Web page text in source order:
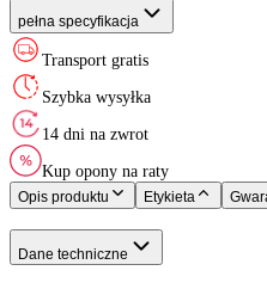
Kraj pochodzenia
Rok produkcji:
Yokohama
Opony Całoroczne
265/45 R20
108 - 1000 kg
Y do 300 km/h
B
C